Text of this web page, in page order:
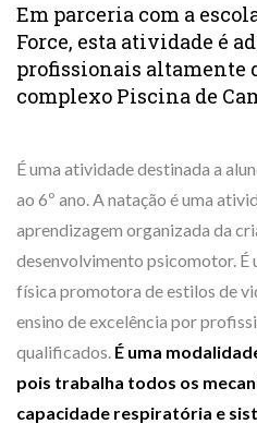
Em parceria com a
Force, esta atividade é
profissionais altamente
complexo Piscina de
É uma atividade destinada a
ao 6º ano. A natação é uma
aprendizagem organizada da
desenvolvimento psicomotor. É
física promotora de estilos de
ensino de excelência por
qualificados. É uma
pois trabalha todos os
capacidade respiratória e